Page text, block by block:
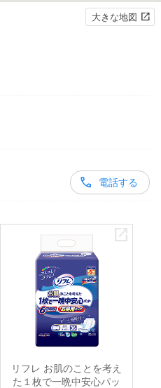
大きな地図
電話する
リフレ お肌のことを考え
た１枚で一晩中安心パッ